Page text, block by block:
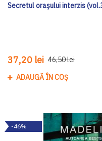
Secretul oraşului interzis
37,20 lei 46,50 lei
ADAUGĂ ÎN COȘ
-46%